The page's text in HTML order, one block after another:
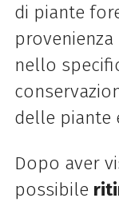
di piante
provenienza
nello
delle piante
Dopo aver
possibile